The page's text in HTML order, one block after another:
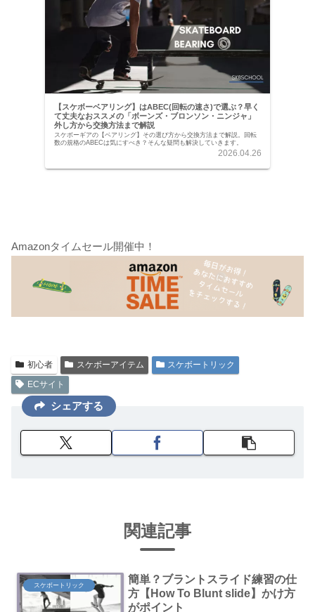
【スケボーベアリング】はABEC(回転の速さ)で選ぶ？早く
て丈夫なおススメの「ボーンズ・ブロンソン・ニンジャ」
外し方から交換方法まで解説
スケボーギアの【ベアリング】その選び方から交換方法まで解説。回転
数の規格のABECは気にすべき？そんな疑問も解決していきます。
2026.04.26
Amazonタイムセール開催中！
初心者 スケボーアイテム
スケボートリック
ECサイト
シェアする
関連記事
スケボートリック
簡単？ブラントスライド練習の仕
方【How To Blunt slide】かけ方
がポイント